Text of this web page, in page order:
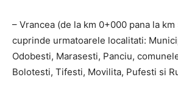
– Vrancea (de la km 0+000 pana la
cuprinde urmatoarele localitati:
Odobesti, Marasesti, Panciu,
Bolotesti, Tifesti, Movilita, Pufesti si